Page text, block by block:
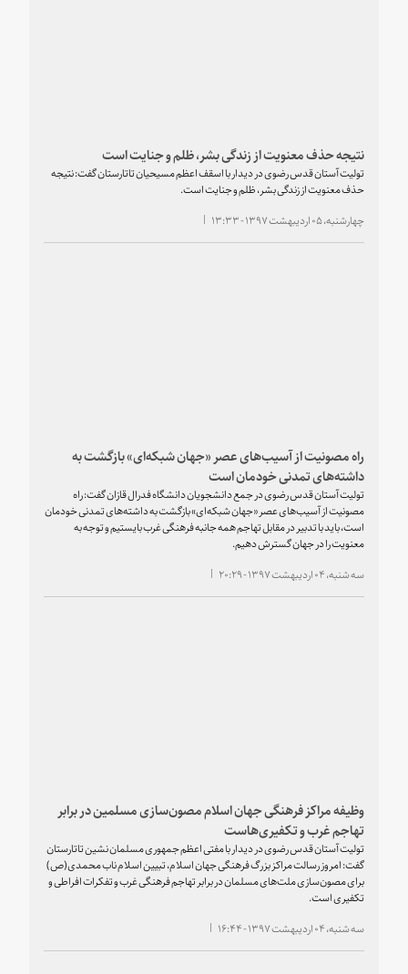
نتیجه حذف معنویت از زندگی بشر، ظلم و جنایت است
تولیت آستان قدس رضوی در دیدار با اسقف اعظم مسیحیان تاتارستان گفت: نتیجه
حذف معنویت از زندگی بشر، ظلم و جنایت است.
چهارشنبه، ۰۵ اردیبهشت ۱۳۹۷ - ۱۳:۳۳
راه مصونیت از آسیب‌های عصر «جهان شبکه‌‌ای» بازگشت به
داشته‌های تمدنی خودمان است
تولیت آستان قدس رضوی در جمع دانشجویان دانشگاه فدرال قازان گفت: راه
مصونیت از آسیب‌های عصر «جهان شبکه‌‌ای» بازگشت به داشته‌های تمدنی خودمان
است، باید با تدبیر در مقابل تهاجم همه جانبه فرهنگی غرب بایستیم و توجه به
معنویت را در جهان گسترش دهیم.
سه شنبه، ۰۴ اردیبهشت ۱۳۹۷ - ۲۰:۲۹
وظیفه مراکز فرهنگی جهان اسلام مصون‌سازی مسلمین در برابر
تهاجم غرب و تکفیری‌هاست
تولیت آستان قدس رضوی در دیدار با مفتی اعظم جمهوری مسلمان نشین تاتارستان
گفت: امروز رسالت مراکز بزرگ فرهنگی جهان اسلام، تبیین اسلام ناب محمدی(ص)
برای مصون‌سازی ملت‌های مسلمان در برابر تهاجم فرهنگی غرب و تفکرات افراطی و
تکفیری است.
سه شنبه، ۰۴ اردیبهشت ۱۳۹۷ - ۱۶:۴۴